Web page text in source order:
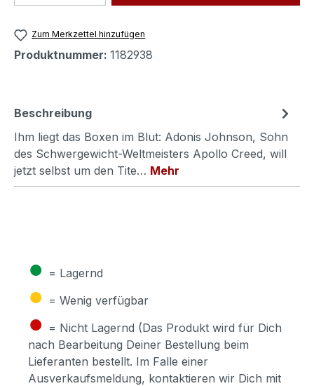
Zum Merkzettel hinzufügen
Produktnummer: 1182938
Beschreibung
Ihm liegt das Boxen im Blut: Adonis Johnson, Sohn
des Schwergewicht-Weltmeisters Apollo Creed, will
jetzt selbst um den Tite… Mehr
● = Lagernd
● = Wenig verfügbar
● = Nicht Lagernd (Das Produkt wird für Dich
nach Bearbeitung Deiner Bestellung beim
Lieferanten bestellt. Im Falle einer
Ausverkaufsmeldung, kontaktieren wir Dich mit